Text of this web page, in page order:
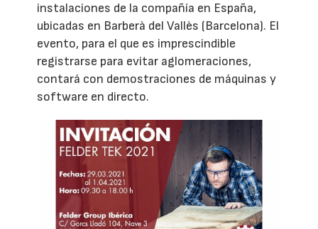
instalaciones de la compañía en España,
ubicadas en Barberà del Vallès (Barcelona). El
evento, para el que es imprescindible
registrarse para evitar aglomeraciones,
contará con demostraciones de máquinas y
software en directo.